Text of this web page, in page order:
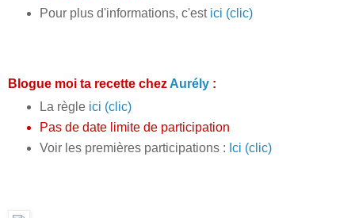
Pour plus d'informations, c'est ici (clic)
Blogue moi ta recette chez Aurély :
La règle ici (clic)
Pas de date limite de participation
Voir les premières participations : Ici (clic)